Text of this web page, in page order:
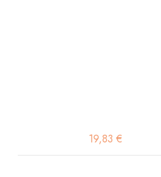
19,83 €